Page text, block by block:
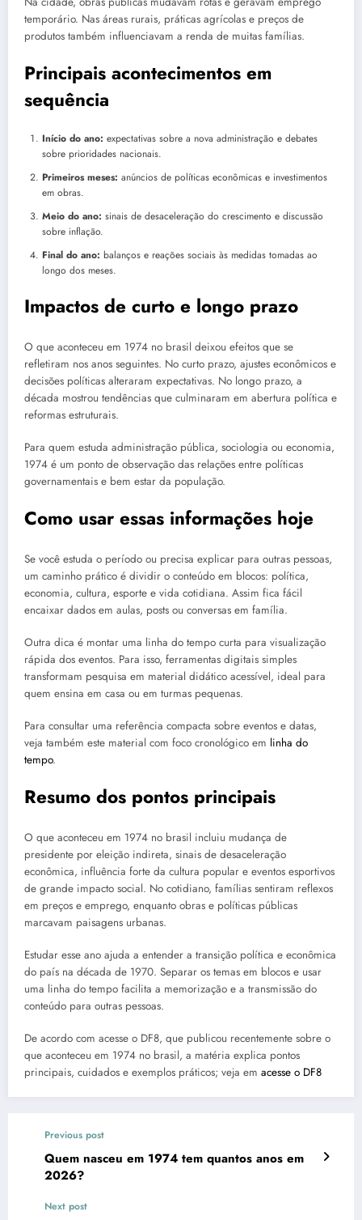
temporário. Nas áreas rurais, práticas agrícolas e preços de
produtos também influenciavam a renda de muitas famílias.
Principais acontecimentos em
sequência
Início do ano: expectativas sobre a nova administração e debates
sobre prioridades nacionais.
Primeiros meses: anúncios de políticas econômicas e investimentos
em obras.
Meio do ano: sinais de desaceleração do crescimento e discussão
sobre inflação.
Final do ano: balanços e reações sociais às medidas tomadas ao
longo dos meses.
Impactos de curto e longo prazo
O que aconteceu em 1974 no brasil deixou efeitos que se
refletiram nos anos seguintes. No curto prazo, ajustes econômicos e
decisões políticas alteraram expectativas. No longo prazo, a
década mostrou tendências que culminaram em abertura política e
reformas estruturais.
Para quem estuda administração pública, sociologia ou economia,
1974 é um ponto de observação das relações entre políticas
governamentais e bem estar da população.
Como usar essas informações hoje
Se você estuda o período ou precisa explicar para outras pessoas,
um caminho prático é dividir o conteúdo em blocos: política,
economia, cultura, esporte e vida cotidiana. Assim fica fácil
encaixar dados em aulas, posts ou conversas em família.
Outra dica é montar uma linha do tempo curta para visualização
rápida dos eventos. Para isso, ferramentas digitais simples
transformam pesquisa em material didático acessível, ideal para
quem ensina em casa ou em turmas pequenas.
Para consultar uma referência compacta sobre eventos e datas,
veja também este material com foco cronológico em linha do
tempo.
Resumo dos pontos principais
O que aconteceu em 1974 no brasil incluiu mudança de
presidente por eleição indireta, sinais de desaceleração
econômica, influência forte da cultura popular e eventos esportivos
de grande impacto social. No cotidiano, famílias sentiram reflexos
em preços e emprego, enquanto obras e políticas públicas
marcavam paisagens urbanas.
Estudar esse ano ajuda a entender a transição política e econômica
do país na década de 1970. Separar os temas em blocos e usar
uma linha do tempo facilita a memorização e a transmissão do
conteúdo para outras pessoas.
De acordo com acesse o DF8, que publicou recentemente sobre o
que aconteceu em 1974 no brasil, a matéria explica pontos
principais, cuidados e exemplos práticos; veja em acesse o DF8
Previous post
Quem nasceu em 1974 tem quantos anos em
2026?
Next post